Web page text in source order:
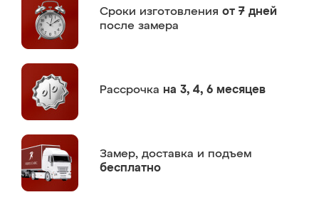
Сроки изготовления от 7 дней
после замера
Рассрочка на 3, 4, 6 месяцев
Замер, доставка и подъем
бесплатно